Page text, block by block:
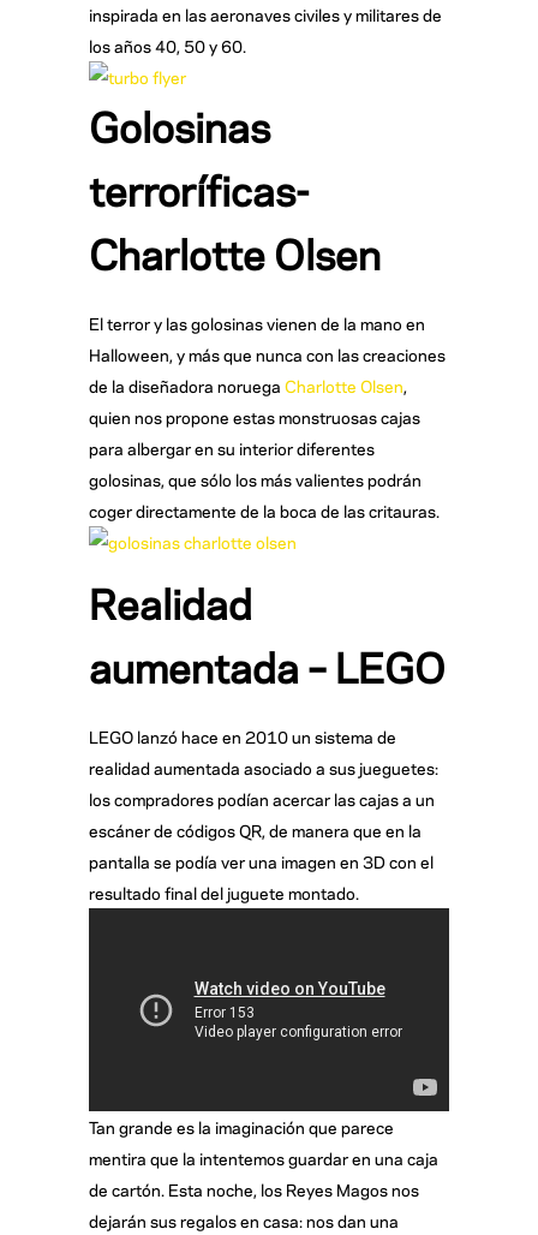
inspirada en las aeronaves civiles y militares de
los años 40, 50 y 60.
Golosinas
terroríficas-
Charlotte Olsen
El terror y las golosinas vienen de la mano en
Halloween, y más que nunca con las creaciones
de la diseñadora noruega Charlotte Olsen,
quien nos propone estas monstruosas cajas
para albergar en su interior diferentes
golosinas, que sólo los más valientes podrán
coger directamente de la boca de las critauras.
Realidad
aumentada – LEGO
LEGO lanzó hace en 2010 un sistema de
realidad aumentada asociado a sus jueguetes:
los compradores podían acercar las cajas a un
escáner de códigos QR, de manera que en la
pantalla se podía ver una imagen en 3D con el
resultado final del juguete montado.
Tan grande es la imaginación que parece
mentira que la intentemos guardar en una caja
de cartón. Esta noche, los Reyes Magos nos
dejarán sus regalos en casa: nos dan una